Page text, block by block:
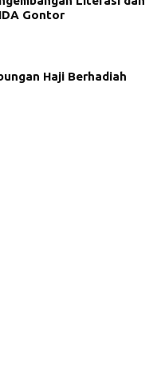
Gontor
Haji Berhadiah